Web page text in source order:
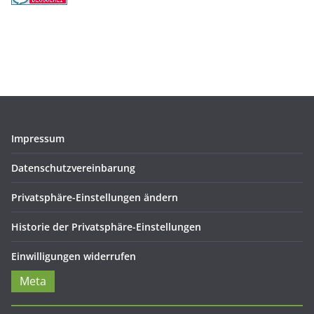
Impressum
Datenschutzvereinbarung
Privatsphäre-Einstellungen ändern
Historie der Privatsphäre-Einstellungen
Einwilligungen widerrufen
Meta